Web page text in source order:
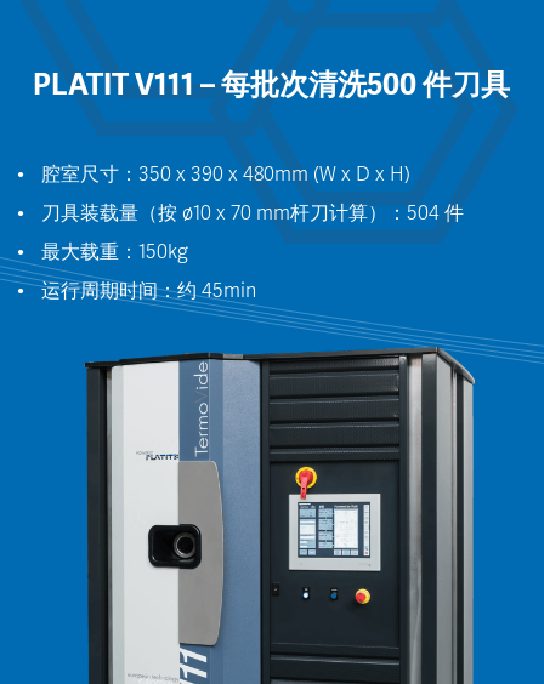
PLATIT V111 – 每批次清洗500 件刀具
腔室尺寸：350 x 390 x 480mm (W x D x H)
刀具装载量（按 ø10 x 70 mm杆刀计算）：504 件
最大载重：150kg
运行周期时间：约 45min